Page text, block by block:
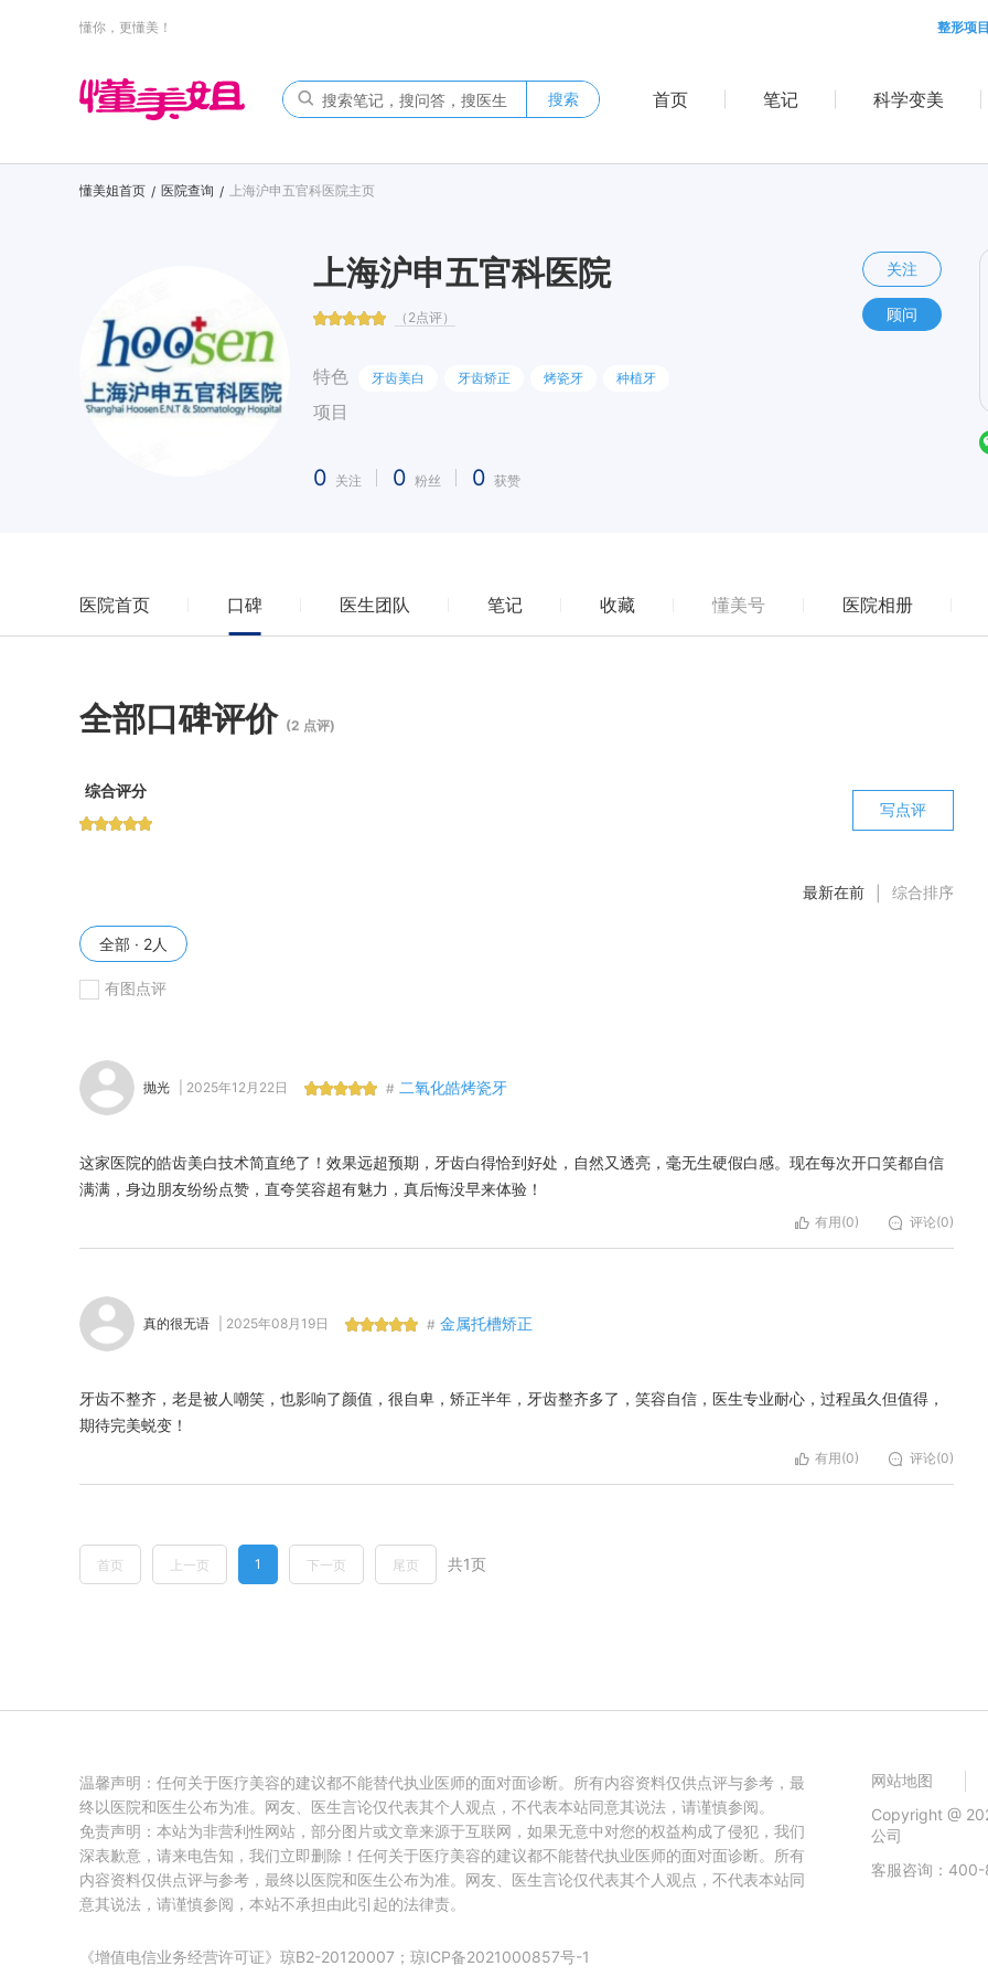
懂你，更懂美！ 整形项
搜索 首页 笔记 科学变美
懂美姐首页 / 医院查询 / 上海沪申五官科医院主页
上海沪申五官科医院
（2点评）
特色
项目
牙齿美白 牙齿矫正 烤瓷牙 种植牙
0 关注 0 粉丝 0 获赞
关注
顾问
医院首页 口碑 医生团队 笔记 收藏 懂美号 医院相册
全部口碑评价 (2 点评)
综合评分
写点评
最新在前 综合排序
全部 · 2人
有图点评
抛光 | 2025年12月22日 # 二氧化皓烤瓷牙
这家医院的皓齿美白技术简直绝了！效果远超预期，牙齿白得恰到好处，自然又透亮，毫无生硬假白感。现在每次开口笑都自信
满满，身边朋友纷纷点赞，直夸笑容超有魅力，真后悔没早来体验！
有用(0) 评论(0)
真的很无语 | 2025年08月19日 # 金属托槽矫正
牙齿不整齐，老是被人嘲笑，也影响了颜值，很自卑，矫正半年，牙齿整齐多了，笑容自信，医生专业耐心，过程虽久但值得，
期待完美蜕变！
有用(0) 评论(0)
首页 上一页 1 下一页 尾页 共1页
温馨声明：任何关于医疗美容的建议都不能替代执业医师的面对面诊断。所有内容资料仅供点评与参考，最
终以医院和医生公布为准。网友、医生言论仅代表其个人观点，不代表本站同意其说法，请谨慎参阅。
免责声明：本站为非营利性网站，部分图片或文章来源于互联网，如果无意中对您的权益构成了侵犯，我们
深表歉意，请来电告知，我们立即删除！任何关于医疗美容的建议都不能替代执业医师的面对面诊断。所有
内容资料仅供点评与参考，最终以医院和医生公布为准。网友、医生言论仅代表其个人观点，不代表本站同
意其说法，请谨慎参阅，本站不承担由此引起的法律责。
《增值电信业务经营许可证》琼B2-20120007； 琼ICP备2021000857号-1
网站地图
Copyright @
公司
客服咨询：